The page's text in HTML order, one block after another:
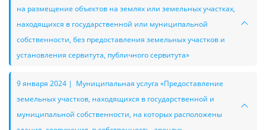
на размещение объектов на землях или земельных участках,
находящихся в государственной или муниципальной
собственности, без предоставления земельных участков и
установления сервитута, публичного сервитута»
9 января 2024 | Муниципальная услуга «Предоставление
земельных участков, находящихся в государственной и
муниципальной собственности, на которых расположены